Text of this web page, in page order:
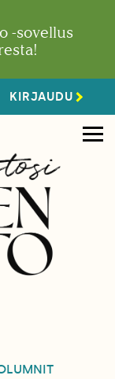
-sovellus
KIRJAUDU